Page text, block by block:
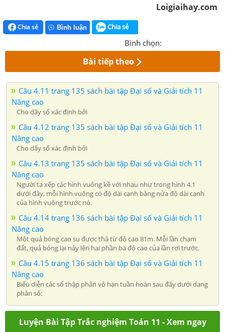
Loigiaihay.com
Chia sẻ Bình luận Chia sẻ
Bình chọn:
Bài tiếp theo
Câu 4.11 trang 135 sách bài tập Đại số và Giải tích 11
Nâng cao
Cho dãy số xác định bởi
Câu 4.12 trang 135 sách bài tập Đại số và Giải tích 11
Nâng cao
Cho dãy số xác định bởi
Câu 4.13 trang 135 sách bài tập Đại số và Giải tích 11
Nâng cao
Người ta xếp các hình vuông kề với nhau như trong hình 4.1
dưới đây, mỗi hình vuông có độ dài cạnh bằng nửa độ dài cạnh
của hình vuông trước nó.
Câu 4.14 trang 136 sách bài tập Đại số và Giải tích 11
Nâng cao
Một quả bóng cao su được thả từ độ cao 81m. Mỗi lần chạm
đất, quả bóng lại nảy lên hai phần ba độ cao của lần rơi trước.
Câu 4.15 trang 136 sách bài tập Đại số và Giải tích 11
Nâng cao
Biểu diễn các số thập phân vô hạn tuần hoàn sau đây dưới dạng
phân số:
Luyện Bài Tập Trắc nghiệm Toán 11 - Xem ngay